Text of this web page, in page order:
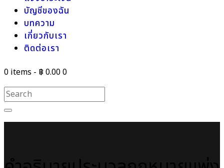
บัญชีของฉัน
บทความ
เกี่ยวกับเรา
ติดต่อเรา
0 items - ฿ 0.000